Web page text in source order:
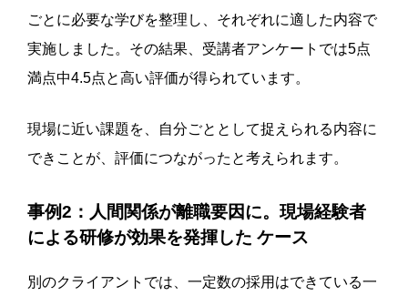
ごとに必要な学びを整理し、それぞれに適した内容で
実施しました。その結果、受講者アンケートでは5点
満点中4.5点と高い評価が得られています。
現場に近い課題を、自分ごととして捉えられる内容に
できことが、評価につながったと考えられます。
事例2：人間関係が離職要因に。現場経験者
による研修が効果を発揮した ケース
別のクライアントでは、一定数の採用はできている一